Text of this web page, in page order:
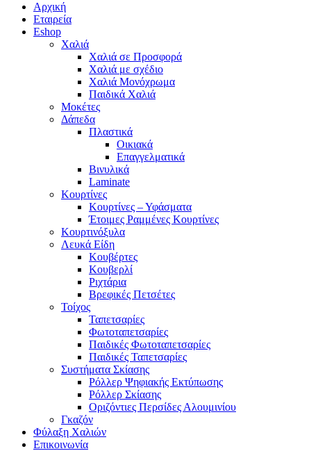
Αρχική
Εταιρεία
Eshop
Χαλιά
Χαλιά σε Προσφορά
Χαλιά με σχέδιο
Χαλιά Μονόχρωμα
Παιδικά Χαλιά
Μοκέτες
Δάπεδα
Πλαστικά
Οικιακά
Επαγγελματικά
Βινυλικά
Laminate
Κουρτίνες
Κουρτίνες – Υφάσματα
Έτοιμες Ραμμένες Κουρτίνες
Κουρτινόξυλα
Λευκά Είδη
Κουβέρτες
Κουβερλί
Ριχτάρια
Βρεφικές Πετσέτες
Τοίχος
Ταπετσαρίες
Φωτοταπετσαρίες
Παιδικές Φωτοταπετσαρίες
Παιδικές Ταπετσαρίες
Συστήματα Σκίασης
Ρόλλερ Ψηφιακής Εκτύπωσης
Ρόλλερ Σκίασης
Οριζόντιες Περσίδες Αλουμινίου
Γκαζόν
Φύλαξη Χαλιών
Επικοινωνία